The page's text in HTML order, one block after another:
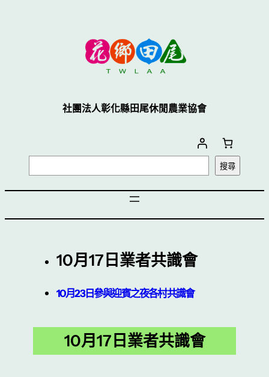
社團法人彰化縣田尾休閒農業協會
搜尋
10月17日業者共識會
10月23日參與迎賓之夜各村共識會
10月17日業者共識會